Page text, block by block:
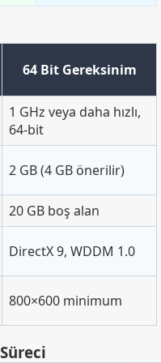
64 Bit Gereksinim
1 GHz veya daha hızlı,
64-bit
2 GB (4 GB önerilir)
20 GB boş alan
DirectX 9, WDDM 1.0
800×600 minimum